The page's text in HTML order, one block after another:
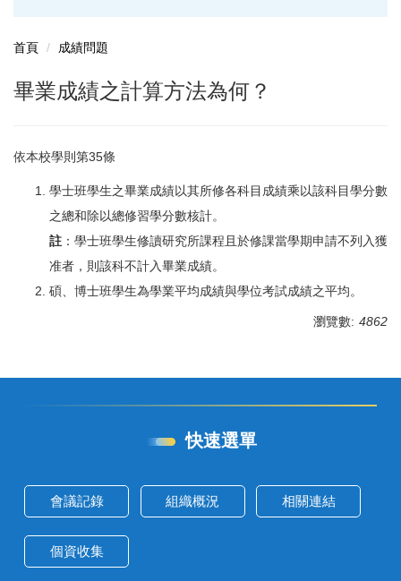
首頁 成績問題
畢業成績之計算方法為何？
依本校學則第35條
學士班學生之畢業成績以其所修各科目成績乘以該科目學分數
之總和除以總修習學分數核計。
註 ：學士班學生修讀研究所課程且於修課當學期申請不列入獲
准者，則該科不計入畢業成績。
碩、博士班學生為學業平均成績與學位考試成績之平均。
瀏覽數: 4862
快速選單
會議記錄 組織概況 相關連結
個資收集